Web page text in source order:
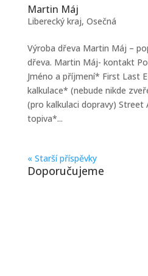
Martin Máj
Liberecký kraj, Osečná
Výroba dřeva Martin Máj –
dřeva. Martin Máj- kontakt
Jméno a příjmení* First Last
kalkulace* (nebude nikde
(pro kalkulaci dopravy) Street
topiva*...
« Starší příspěvky
Doporučujeme